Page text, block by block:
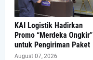
KAI Logistik Hadirkan
Promo “Merdeka Ongkir”
untuk Pengiriman Paket
August 07, 2026